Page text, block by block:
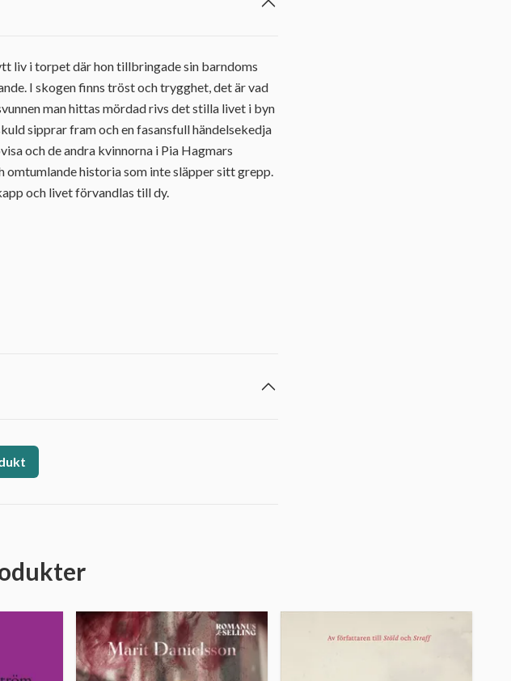
liv i torpet där hon tillbringade sin barndoms
I skogen finns tröst och trygghet, det är vad
man hittas mördad rivs det stilla livet i byn
sipprar fram och en fasansfull händelsekedja
och de andra kvinnorna i Pia Hagmars
omtumlande historia som inte släpper sitt grepp.
och livet förvandlas till dy.